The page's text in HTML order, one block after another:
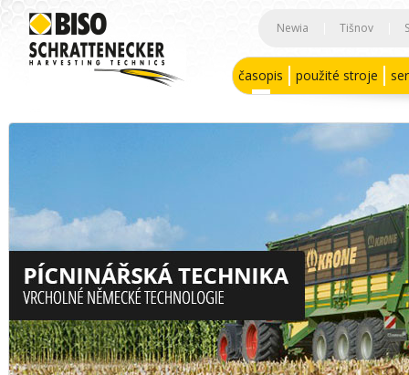
Newia Tišnov
časopis použité stroje